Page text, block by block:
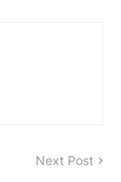
Next Post